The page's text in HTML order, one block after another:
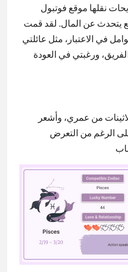
نقلها موقع فوتبول
يتحدث عن المال. لقد قمت
في الاعتبار، مثل عائلتي
ورغبتي في العودة
من عمري، وأشعر
الرغم من التعرض